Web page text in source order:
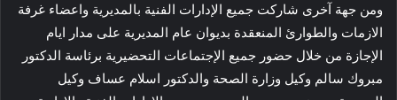
ومن جهة آخرى شاركت جميع الإدارات الفنية بالمديرية واعضاء غرفة
الازمات والطوارئ المنعقدة بديوان عام المديرية على مدار ايام
الإجازة من خلال حضور جميع الإجتماعات التحضيرية برئاسة الدكتور
مبروك سالم وكيل وزارة الصحة والدكتور اسلام عساف وكيل